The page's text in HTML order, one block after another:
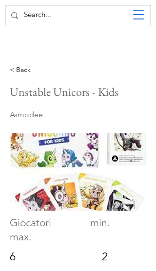
< Back
Unstable Unicors - Kids
Asmodee
Giocatori min.
max.
6
2